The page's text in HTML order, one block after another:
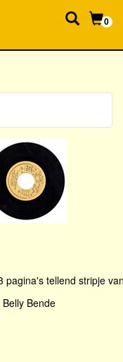
0
pagina's tellend stripje
Bende